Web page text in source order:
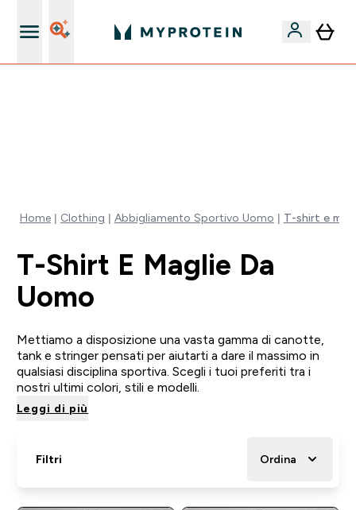
Home Clothing Abbigliamento Sportivo Uomo T-shirt e
T-Shirt E Maglie Da
Uomo
Mettiamo a disposizione una vasta gamma di canotte,
tank e stringer pensati per aiutarti a dare il massimo in
qualsiasi disciplina sportiva. Scegli i tuoi preferiti tra i
nostri ultimi colori, stili e modelli.
Leggi di più
Filtri Ordina